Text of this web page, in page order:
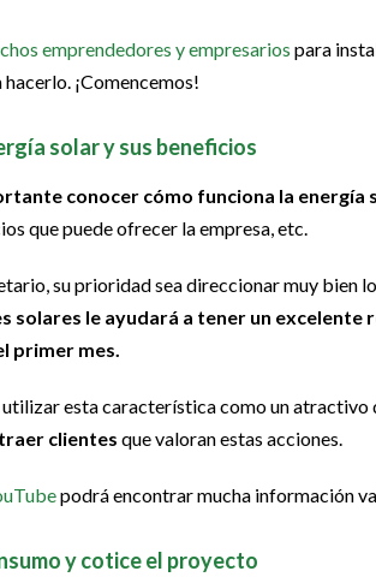
emprendedores y empresarios para
¡Comencemos!
solar y sus beneficios
conocer cómo funciona la energía
que puede ofrecer la empresa, etc.
su prioridad sea direccionar muy bien
solares le ayudará a tener un excelente
primer mes.
esta característica como un atractivo
clientes que valoran estas acciones.
podrá encontrar mucha información
y cotice el proyecto